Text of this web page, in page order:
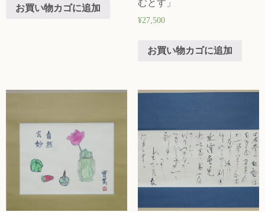
お買い物カゴに追加
むとす」
¥27,500
お買い物カゴに追加